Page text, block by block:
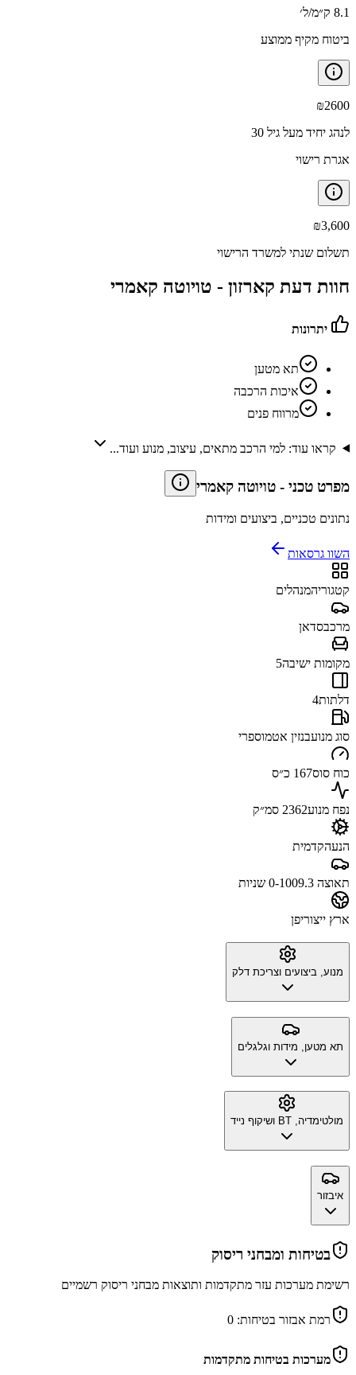
8.1 ק״מ/ל׳
ביטוח מקיף ממוצע
₪2600
לנהג יחיד מעל גיל 30
אגרת רישוי
₪3,600
תשלום שנתי למשרד הרישוי
חוות דעת קארזון - טויוטה קאמרי
יתרונות
תא מטען
איכות הרכבה
מרווח פנים
קראו עוד: למי הרכב מתאים, עיצוב, מנוע ועוד...
מפרט טכני - טויוטה קאמרי
נתונים טכניים, ביצועים ומידות
השוו גרסאות
קטגוריהמנהלים
מרכבסדאן
מקומות ישיבה5
דלתות4
סוג מנועבנזין אטמוספרי
כוח סוס167 כ״ס
נפח מנוע2362 סמ״ק
הנעהקדמית
תאוצה 0-100 9.3 שניות
ארץ ייצוריפן
מנוע, ביצועים וצריכת דלק
תא מטען, מידות וגלגלים
מולטימדיה, BT ושיקוף נייד
איבזור
בטיחות ומבחני ריסוק
רשימת מערכות עזר מתקדמות ותוצאות מבחני ריסוק רשמיים
רמת אבזור בטיחות: 0
מערכות בטיחות מתקדמות